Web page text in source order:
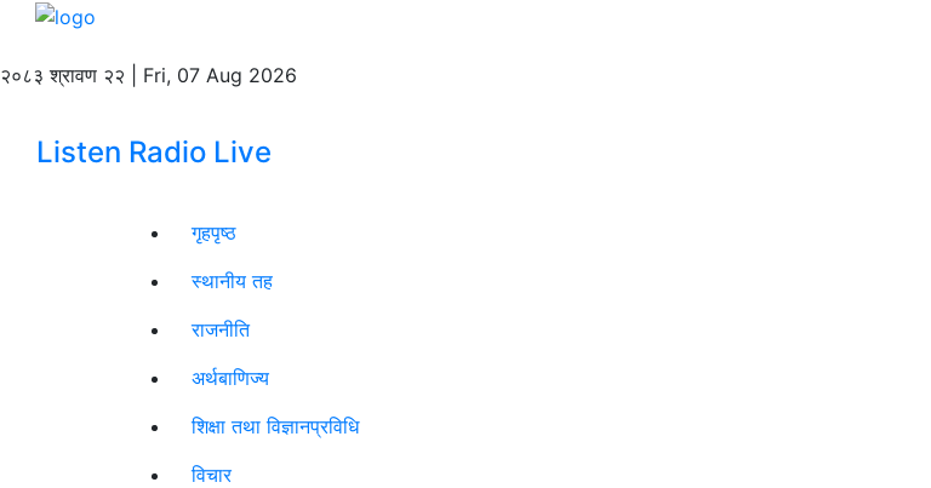
२०८३ श्रावण २२ | Fri, 07 Aug 2026
Listen Radio Live
गृहपृष्ठ
स्थानीय तह
राजनीति
अर्थबाणिज्य
शिक्षा तथा विज्ञानप्रविधि
विचार